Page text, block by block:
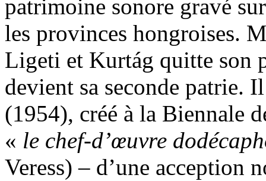
patrimoine sonore gravé
les provinces hongroises.
Ligeti et Kurtág quitte son
devient sa seconde patrie.
(1954), créé à la Biennale
« le chef-d’œuvre
Veress) – d’une acception